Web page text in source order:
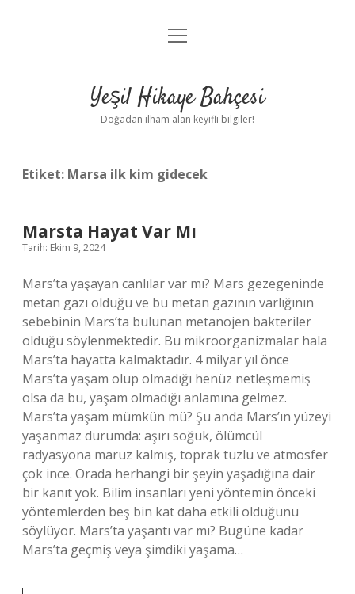
Anasayfa
Yasal Uyarı
menüyü
Yeşil Hikaye Bahçesi
Doğadan ilham alan keyifli bilgiler!
Etiket: Marsa ilk kim gidecek
Marsta Hayat Var Mı
Tarih: Ekim 9, 2024
Mars’ta yaşayan canlılar var mı? Mars gezegeninde
metan gazı olduğu ve bu metan gazının varlığının
sebebinin Mars’ta bulunan metanojen bakteriler
olduğu söylenmektedir. Bu mikroorganizmalar hala
Mars’ta hayatta kalmaktadır. 4 milyar yıl önce
Mars’ta yaşam olup olmadığı henüz netleşmemiş
olsa da bu, yaşam olmadığı anlamına gelmez.
Mars’ta yaşam mümkün mü? Şu anda Mars’ın yüzeyi
yaşanmaz durumda: aşırı soğuk, ölümcül
radyasyona maruz kalmış, toprak tuzlu ve atmosfer
çok ince. Orada herhangi bir şeyin yaşadığına dair
bir kanıt yok. Bilim insanları yeni yöntemin önceki
yöntemlerden beş bin kat daha etkili olduğunu
söylüyor. Mars’ta yaşantı var mı? Bugüne kadar
Mars’ta geçmiş veya şimdiki yaşama…